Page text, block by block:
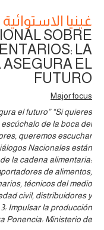
غينيا الاستوائية
SOBRE
LA
EL
FUTURO
Major focus
el futuro” “Si quieres
de la boca del
queremos escuchar
Nacionales están
la cadena alimentaria:
de alimentos,
técnicos del medio
civil, distribuidores y
Impulsar la producción
Ponencia: Ministerio de